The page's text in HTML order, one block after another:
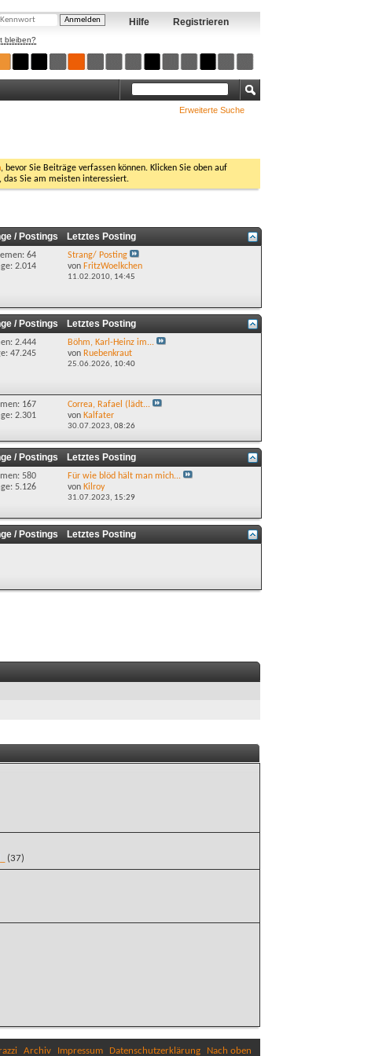
Registrieren
Hilfe
bleiben?
Erweiterte Suche
, bevor Sie Beiträge verfassen können. Klicken Sie oben auf
das Sie am meisten interessiert.
/ Postings Letztes Posting
64
2.014
Strang/ Posting
von FritzWoelkchen
11.02.2010, 14:45
/ Postings Letztes Posting
2.444
47.245
Böhm, Karl-Heinz im...
von Ruebenkraut
25.06.2026, 10:40
167
2.301
Correa, Rafael (lädt...
von Kalfater
30.07.2023,08:26
/ Postings Letztes Posting
580
5.126
Für wie blöd hält man mich...
von Kilroy
31.07.2023, 15:29
/ Postings Letztes Posting
(37)
Archiv Impressum Datenschutzerklärung Nach oben